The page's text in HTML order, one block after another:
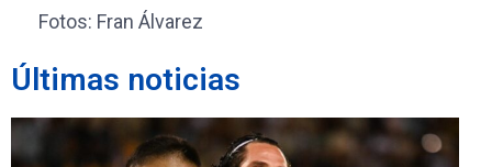
Fotos: Fran Álvarez
Últimas noticias